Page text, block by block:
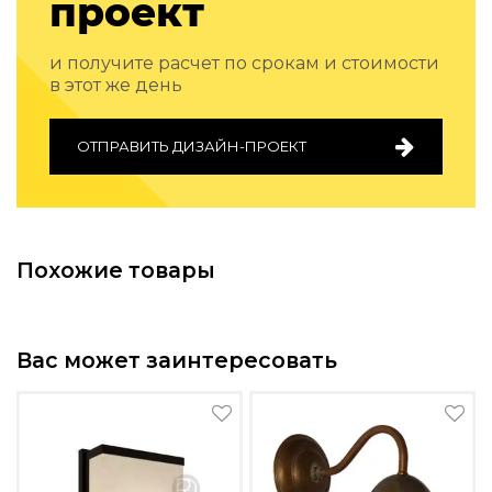
Подбор, производство и комплектация по вашему
Все категории товаров
Бренды
Реализованные проекты
проект
и получите расчет по срокам и стоимости
в этот же день
ОТПРАВИТЬ ДИЗАЙН-ПРОЕКТ
Похожие товары
Вас может заинтересовать